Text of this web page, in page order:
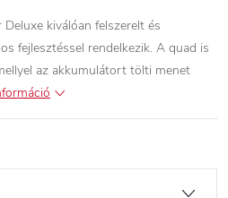
kiválóan felszerelt és
fejlesztéssel rendelkezik. A quad is
az akkumulátort tölti menet